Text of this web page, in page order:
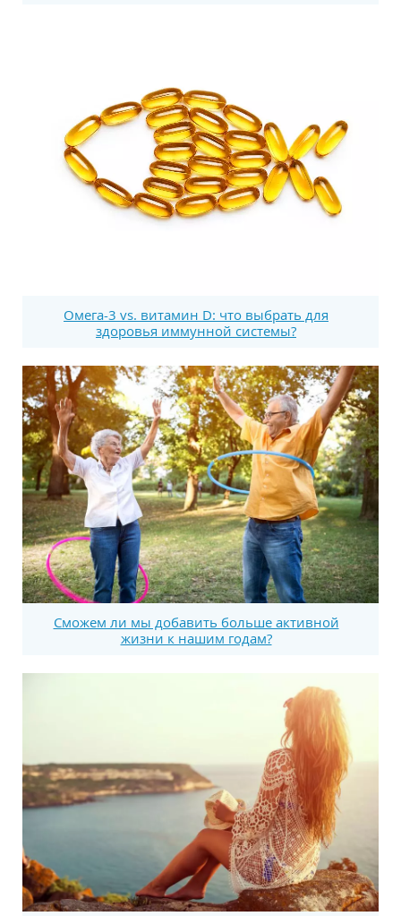
Омега-3 vs. витамин D: что выбрать для
здоровья иммунной системы?
Сможем ли мы добавить больше активной
жизни к нашим годам?